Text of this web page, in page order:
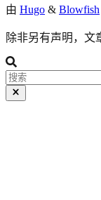
由 Hugo & Blowfish
除非另有声明，文